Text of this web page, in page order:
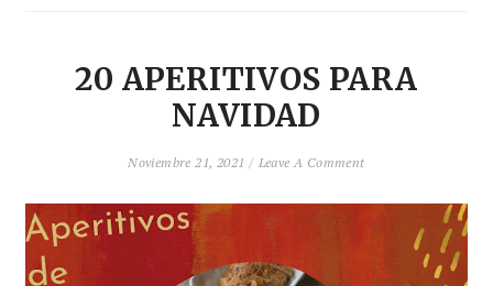
20 APERITIVOS PARA
NAVIDAD
Noviembre 21, 2021 / Leave A Comment